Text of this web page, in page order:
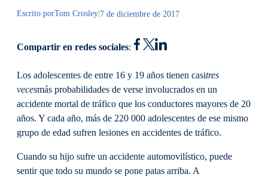
Escrito porTom Crosley|7 de diciembre de 2017
Compartir en redes sociales:
Los adolescentes de entre 16 y 19 años tienen casitres
vecesmás probabilidades de verse involucrados en un
accidente mortal de tráfico que los conductores mayores de 20
años. Y cada año, más de 220 000 adolescentes de ese mismo
grupo de edad sufren lesiones en accidentes de tráfico.
Cuando su hijo sufre un accidente automovilístico, puede
sentir que todo su mundo se pone patas arriba. A